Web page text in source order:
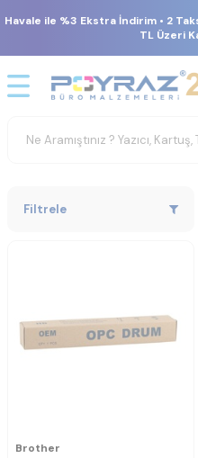
Havale ile %3 Ekstra İndirim • 2
TL Üzeri
Filtrele
Brother